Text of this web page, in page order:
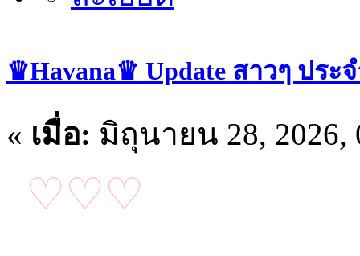
♛Havana♛ Update สาวๆ ประ
« เมื่อ: มิถุนายน 28, 2026,
♡♡♡